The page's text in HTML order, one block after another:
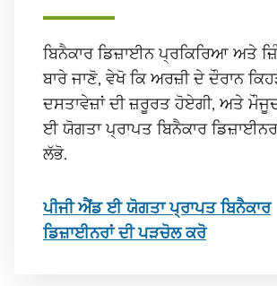
ਬਿਨੈਕਾਰ ਡਿਜ਼ਾਈਨ ਪ੍ਰਕਿਰਿਆ ਅਤੇ
ਬਾਰੇ ਜਾਣੋ, ਵੇਖੋ ਕਿ ਅਰਜ਼ੀ ਦੇ ਦੌਰਾਨ
ਦਸਤਾਵੇਜ਼ਾਂ ਦੀ ਜ਼ਰੂਰਤ ਹੋਏਗੀ, ਅਤੇ
ਈ ਯੋਗਤਾ ਪ੍ਰਾਪਤ ਬਿਨੈਕਾਰ
ਲੱਭੋ.
ਪੀਜੀ ਐਂਡ ਈ ਯੋਗਤਾ ਪ੍ਰਾਪਤ ਬਿਨੈਕਾਰ
ਡਿਜ਼ਾਈਨਰਾਂ ਦੀ ਪੜਚੋਲ ਕਰੋ